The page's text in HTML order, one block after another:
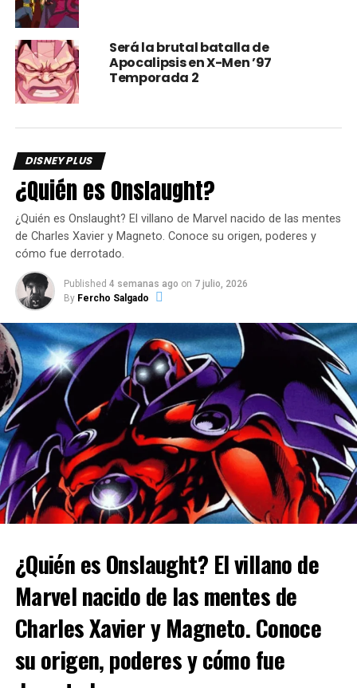
El corto animado llegará de manera exclusiva a
próximo22 de abril.
comments
RELATED TOPICS: BILLIE EILISH DISNEY PLUS
LOS SIMPSONS
UP NEXT
Malcolm in the Middle llega a Disney Plus
DON'T MISS
Nuevo teaser de Moon Knight
Yosimar Astivia
Será la brutal batalla de
Apocalipsis en X-Men ’97
Temporada 2
DISNEY PLUS
¿Quién es Onslaught?
¿Quién es Onslaught? El villano de Marvel nacido de las mentes
de Charles Xavier y Magneto. Conoce su origen, poderes y
cómo fue derrotado.
Published 4 semanas ago on 7 julio, 2026
By Fercho Salgado
¿Quién es Onslaught? El villano de
Marvel nacido de las mentes de
Charles Xavier y Magneto. Conoce
su origen, poderes y cómo fue